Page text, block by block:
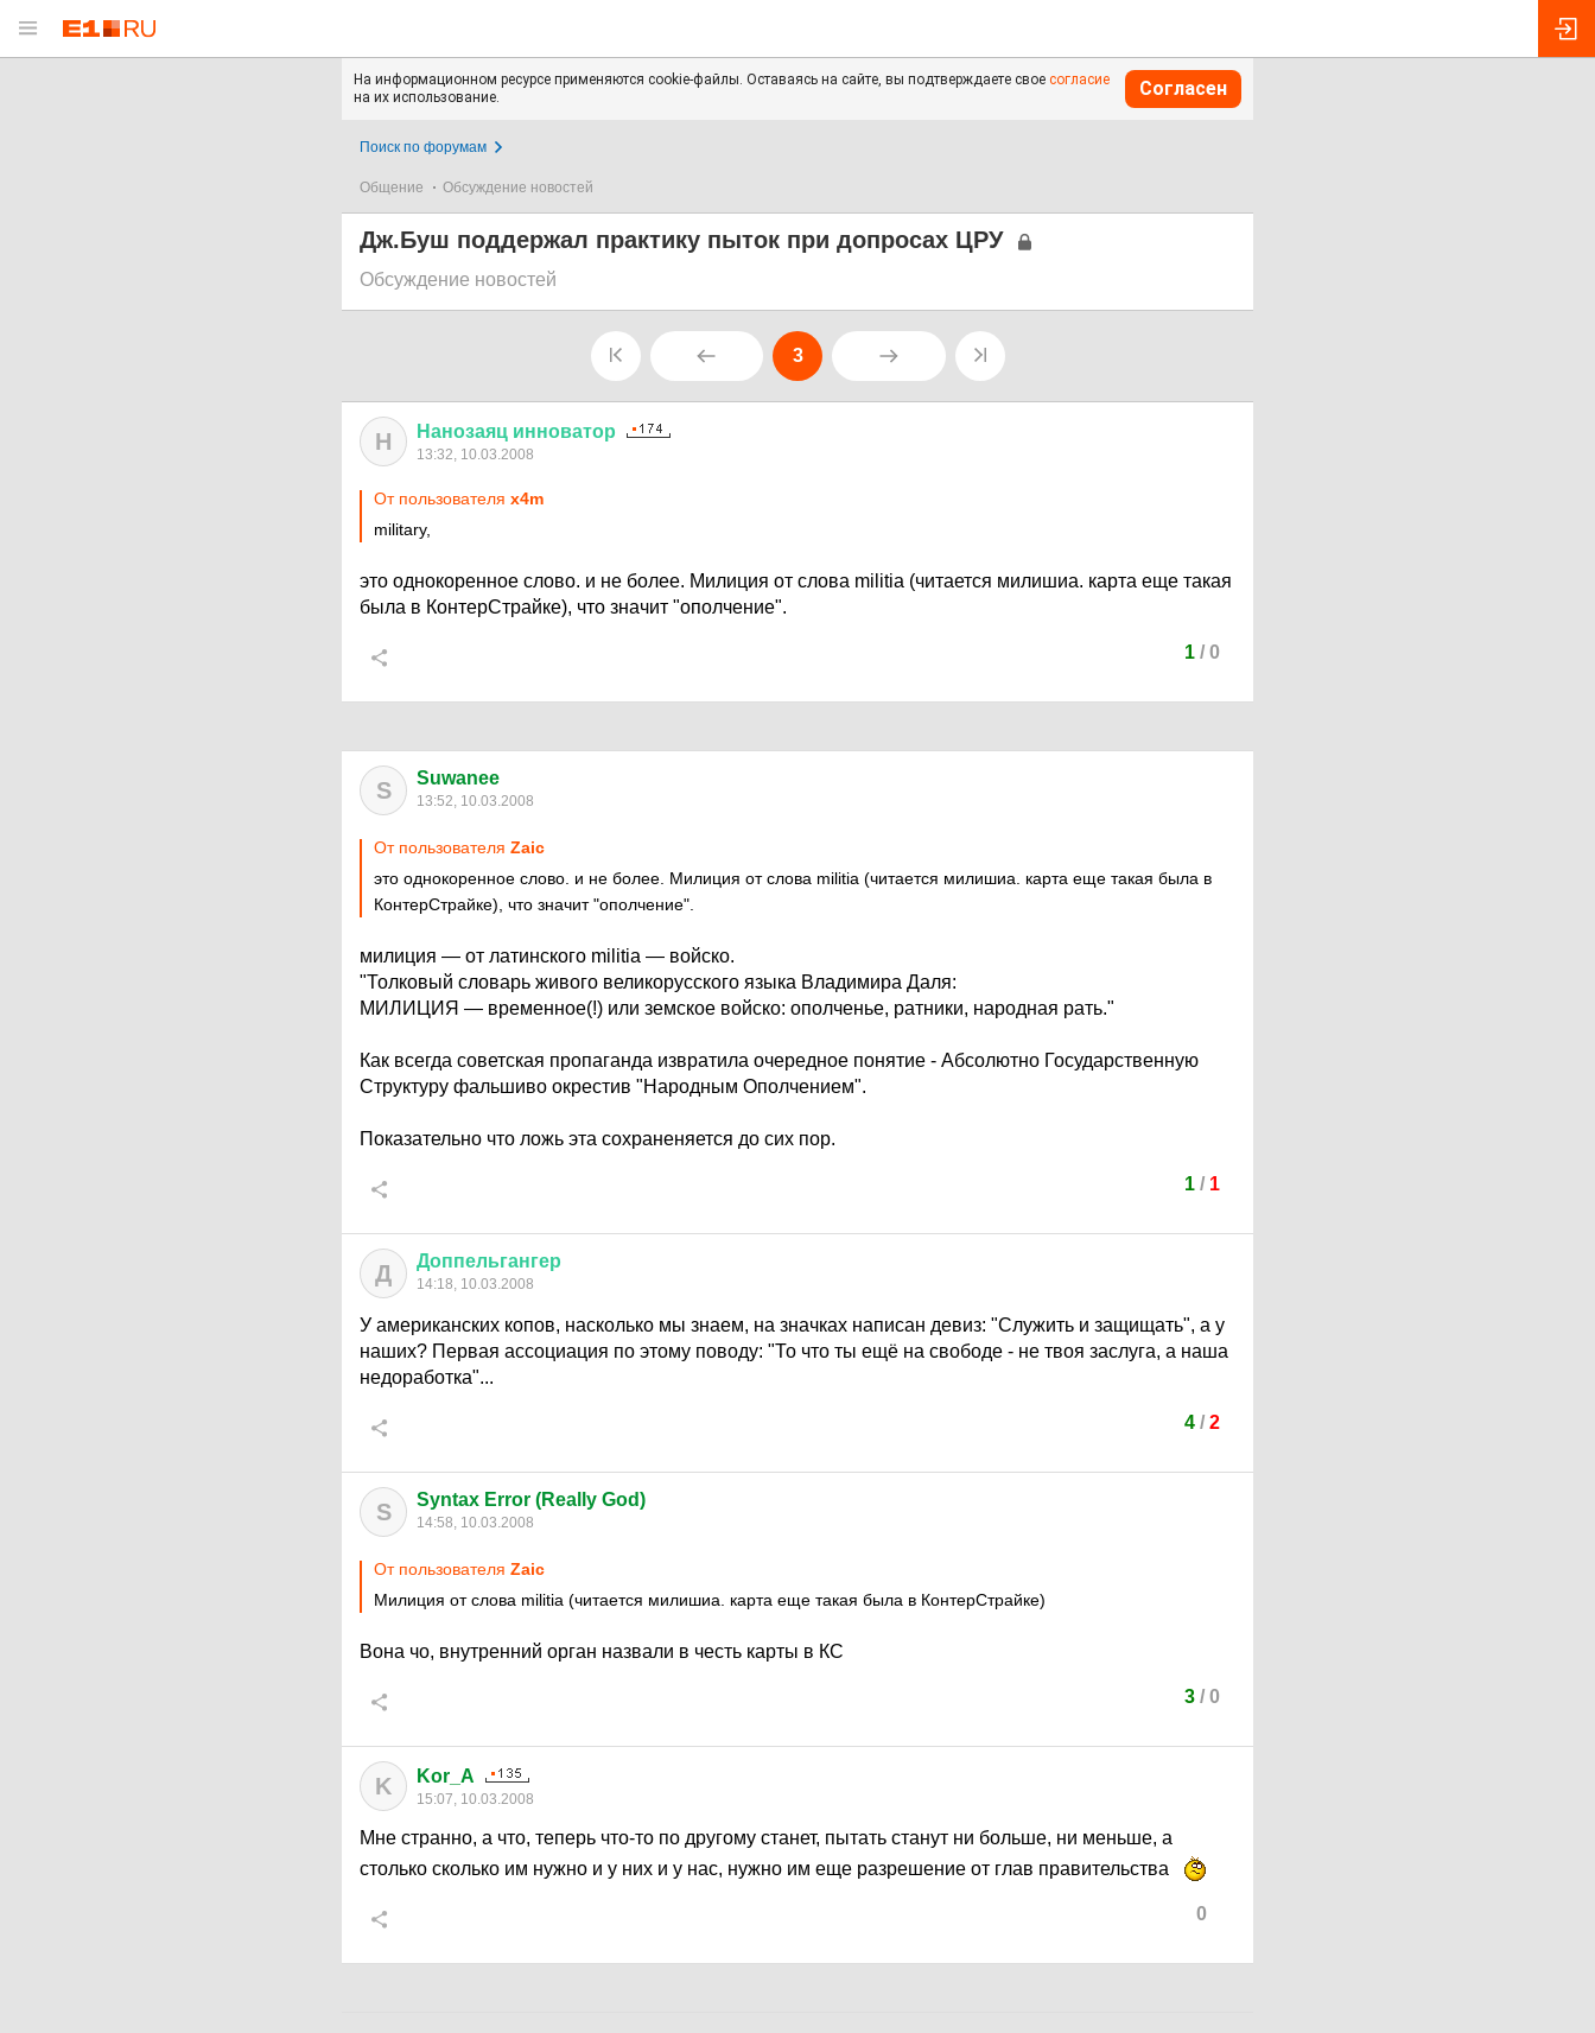
На информационном ресурсе применяются cookie-файлы. Оставаясь на сайте, вы подтверждаете свое согласие
на их использование.
Согласен
Поиск по форумам
Общение Обсуждение новостей
Дж.Буш поддержал практику пыток при допросах ЦРУ
Обсуждение новостей
3
Н Нанозаяц инноватор
13:32, 10.03.2008
От пользователя x4m
military,
это однокоренное слово. и не более. Милиция от слова militia (читается милишиа. карта еще такая
была в КонтерСтрайке), что значит "ополчение".
1/ 0
S Suwanee
13:52, 10.03.2008
От пользователя Zaic
это однокоренное слово. и не более. Милиция от слова militia (читается милишиа. карта еще такая была в
КонтерСтрайке), что значит "ополчение".
милиция — от латинского militia — войско.
"Толковый словарь живого великорусского языка Владимира Даля:
МИЛИЦИЯ — временное(!) или земское войско: ополченье, ратники, народная рать."
Как всегда советская пропаганда извратила очередное понятие - Абсолютно Государственную
Структуру фальшиво окрестив "Народным Ополчением".
Показательно что ложь эта сохраненяется до сих пор.
1/ 1
Д Доппельгангер
14:18, 10.03.2008
У американских копов, насколько мы знаем, на значках написан девиз: "Служить и защищать", а у
наших? Первая ассоциация по этому поводу: "То что ты ещё на свободе - не твоя заслуга, а наша
недоработка"...
4/ 2
S Syntax Error (Really God)
14:58, 10.03.2008
От пользователя Zaic
Милиция от слова militia (читается милишиа. карта еще такая была в КонтерСтрайке)
Вона чо, внутренний орган назвали в честь карты в КС
3/ 0
K Kor_A
15:07, 10.03.2008
Мне странно, а что, теперь что-то по другому станет, пытать станут ни больше, ни меньше, а
столько сколько им нужно и у них и у нас, нужно им еще разрешение от глав правительства
0